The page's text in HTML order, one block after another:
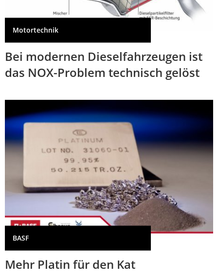
Motortechnik
Bei modernen Dieselfahrzeugen ist
das NOX-Problem technisch gelöst
BASF
Mehr Platin für den Kat